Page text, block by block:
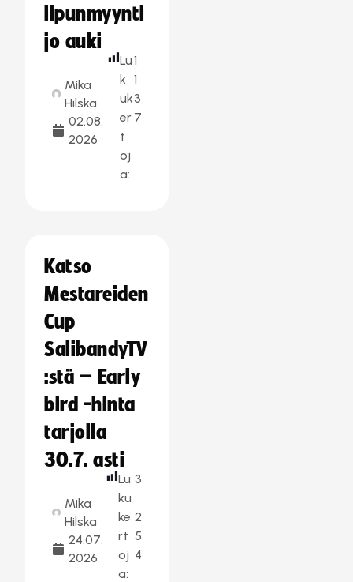
lipunmyynti
jo auki
Mika
Hilska
02.08.
2026
Lu
k
uk
er
t
oj
a:
1
1
3
7
Katso
Mestareiden
Cup
SalibandyTV
:stä – Early
bird -hinta
tarjolla
30.7. asti
Mika
Hilska
24.07.
2026
Lu
ku
ke
rt
oj
a:
3
2
5
4